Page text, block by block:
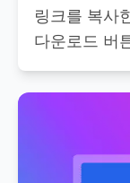
링크를 복사
다운로드 버